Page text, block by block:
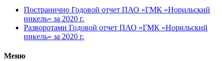
Постранично Годовой отчет ПАО «ГМК «Норильский
никель» за 2020 г.
Разворотами Годовой отчет ПАО «ГМК «Норильский
никель» за 2020 г.
Меню